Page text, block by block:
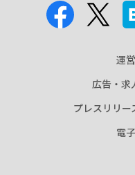
運
広告・求
プレスリリ
電